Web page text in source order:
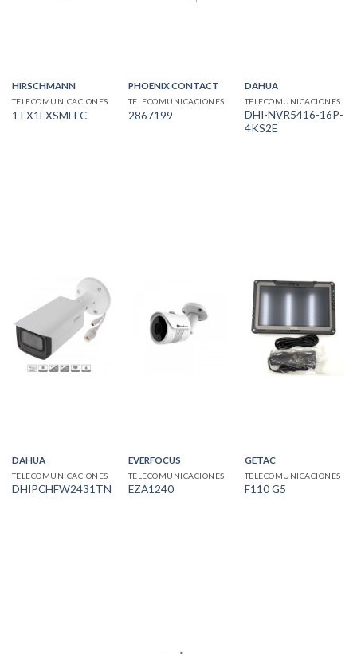
HIRSCHMANN
TELECOMUNICACIONES
1TX1FXSMEEC
PHOENIX CONTACT
TELECOMUNICACIONES
2867199
DAHUA
TELECOMUNICACIONES
DHI-NVR5416-16P-
4KS2E
DAHUA
TELECOMUNICACIONES
DHIPCHFW2431TNZS
EVERFOCUS
TELECOMUNICACIONES
EZA1240
GETAC
TELECOMUNICACIONES
F110 G5